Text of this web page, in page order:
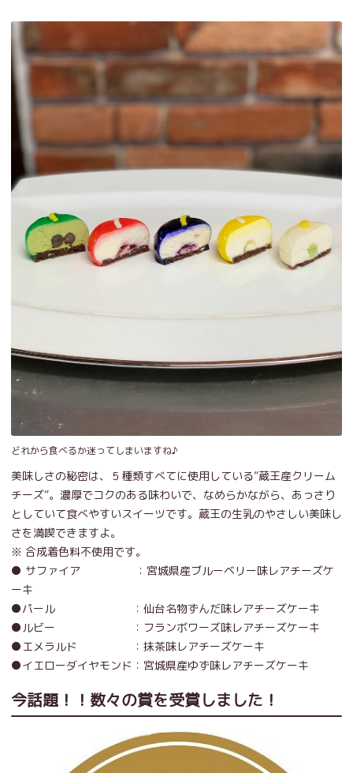
どれから食べるか迷ってしまいますね♪
美味しさの秘密は、５種類すべてに使用している”蔵王産クリーム
チーズ”。濃厚でコクのある味わいで、なめらかながら、あっさり
としていて食べやすいスイーツです。蔵王の生乳のやさしい美味し
さを満喫できますよ。
​※ 合成着色料不使用です。
● サファイア ：宮城県産ブルーベリー味レアチーズケ
ーキ
●パール ：仙台名物ずんだ味レアチーズケーキ
●ルビー ：フランボワーズ味レアチーズケーキ
●エメラルド ：抹茶味レアチーズケーキ
●イエローダイヤモンド：宮城県産ゆず味レアチーズケーキ
今話題！！数々の賞を受賞しました！